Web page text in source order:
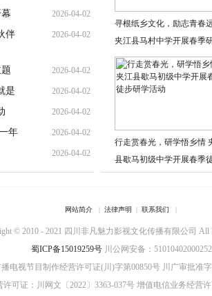
2026-04-02
伴 2026-04-02
2026-04-02
是
2026-04-02
2026-04-02
年
2026-04-02
2026-04-02
寻根纸乡文化，励志青春
夹江县马村中学开展春季
活动
行走赏春光，研学悟乡情
县歇马初级中学开展春季
网站简介| 法律声明 | 联系我们 |
© 2010 - 2021 四川非凡魅力影视文化传播有限公司 All
蜀ICP备15019259号 川公网安备：51010402000252
播电视节目制作经营许可证(川)字第00850号 川广审批准
许可证：川网文〔2022〕3363-037号 增值电信业务经营